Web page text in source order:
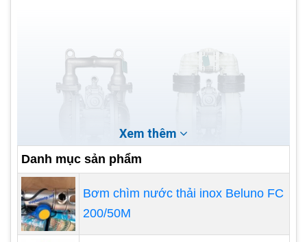
Lỗi khi khởi động máy bơm màng
Xem thêm
Danh mục sản phẩm
Bơm chìm nước thải inox Beluno FC
200/50M